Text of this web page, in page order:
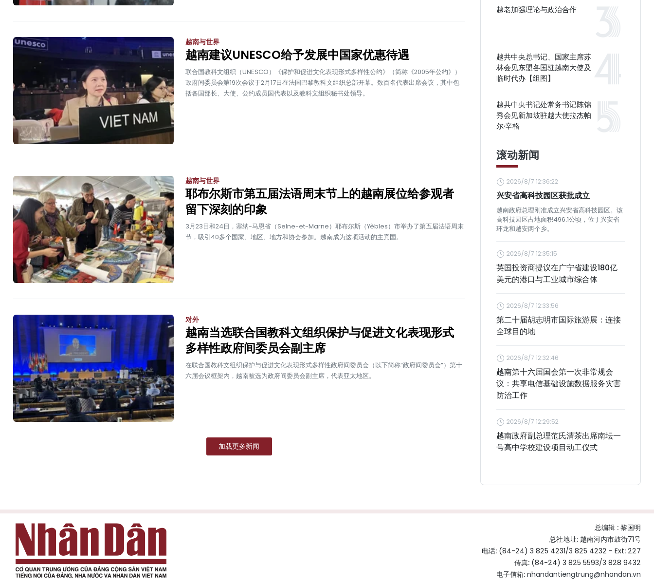
越南与世界
越南建议UNESCO给予发展中国家优惠待遇
联合国教科文组织（UNESCO）《保护和促进文化表现形式多样性公约》（简称《2005年公约》）
政府间委员会第19次会议于2月17日在法国巴黎教科文组织总部开幕。数百名代表出席会议，其中包
括各国部长、大使、公约成员国代表以及教科文组织秘书处领导。
越南与世界
耶布尔斯市第五届法语周末节上的越南展位给参观者
留下深刻的印象
3月23日和24日，塞纳-马恩省（Seine-et-Marne）耶布尔斯（Yèbles）市举办了第五届法语周末
节，吸引40多个国家、地区、地方和协会参加。越南成为这项活动的主宾国。
对外
越南当选联合国教科文组织保护与促进文化表现形式
多样性政府间委员会副主席
在联合国教科文组织保护与促进文化表现形式多样性政府间委员会（以下简称“政府间委员会”）第十
六届会议框架内，越南被选为政府间委员会副主席，代表亚太地区。
加载更多新闻
越老加强理论与政治合作
越共中央总书记、国家主席苏
林会见东盟各国驻越南大使及
临时代办【组图】
越共中央书记处常务书记陈锦
秀会见新加坡驻越大使拉杰帕
尔·辛格
滚动新闻
2026/8/7 12:36:22
兴安省高科技园区获批成立
越南政府总理刚准成立兴安省高科技园区。该
高科技园区占地面积496.1公顷，位于兴安省
环龙和越安两个乡。
2026/8/7 12:35:15
英国投资商提议在广宁省建设180亿
美元的港口与工业城市综合体
2026/8/7 12:33:56
第二十届胡志明市国际旅游展：连接
全球目的地
2026/8/7 12:32:46
越南第十六届国会第一次非常规会
议：共享电信基础设施数据服务灾害
防治工作
2026/8/7 12:29:52
越南政府副总理范氏清茶出席南坛一
号高中学校建设项目动工仪式
总编辑 : 黎国明
总社地址: 越南河内市鼓街71号
电话: (84-24) 3 825 4231/3 825 4232 - Ext: 227
传真: (84-24) 3 825 5593/3 828 9432
电子信箱: nhandantiengtrung@nhandan.vn